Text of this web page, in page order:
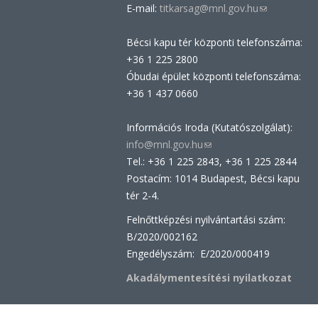
E-mail: titkarsag@mnl.gov.hu(link
e-
Bécsi kapu tér központi telefonszáma:
+36 1 225 2800
Óbudai épület központi telefonszáma:
+36 1 437 0660
Információs Iroda (Kutatószolgálat):
info@mnl.gov.hu(link
sends
e-
Tel.: +36 1 225 2843, +36 1 225 2844
Postacím: 1014 Budapest, Bécsi kapu
tér 2-4.
Felnőttképzési nyilvántartási szám:
B/2020/002162
Engedélyszám: E/2020/000419
Akadálymentesítési nyilatkozat